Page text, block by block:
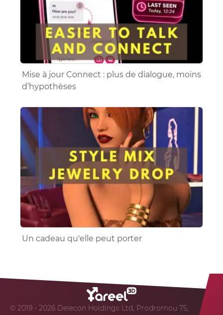
Mise à jour Connect : plus de dialogue, moins
d’hypothèses
Un cadeau qu'elle peut porter
© 2019 - 2026 Delecon Holdings Ltd, Prodromou 75,